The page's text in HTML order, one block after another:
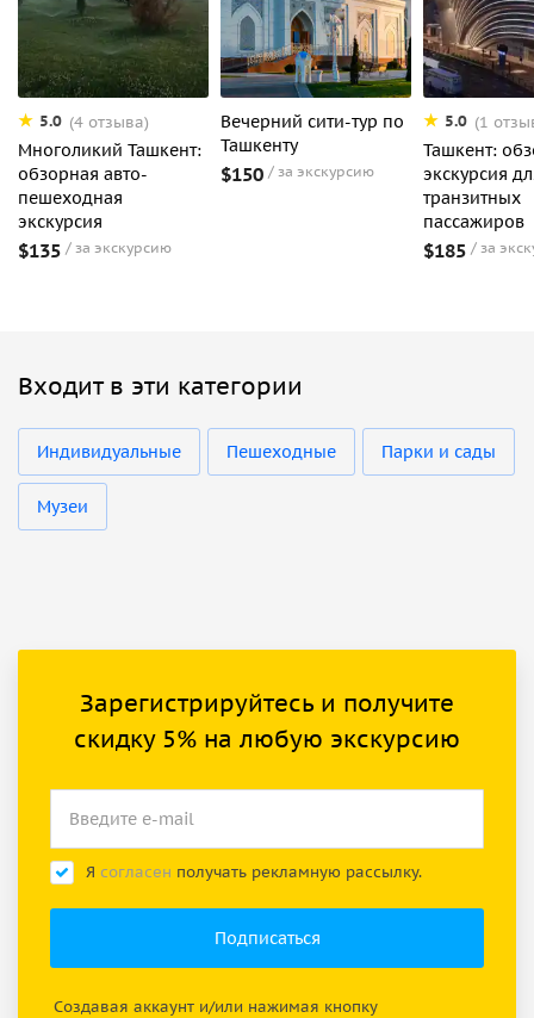
5.0 (4 отзыва)
Многоликий Ташкент:
обзорная авто-
пешеходная
экскурсия
$135 за экскурсию
Вечерний сити-тур по
Ташкенту
$150 за экскурсию
5.0 (1
Ташкент:
экскурсия
транзитных
пассажиров
$185 за
Входит в эти категории
Индивидуальные Пешеходные Парки и сады
Музеи
Зарегистрируйтесь и получите
скидку 5% на любую экскурсию
Я согласен получать рекламную рассылку.
Создавая аккаунт и/или нажимая кнопку